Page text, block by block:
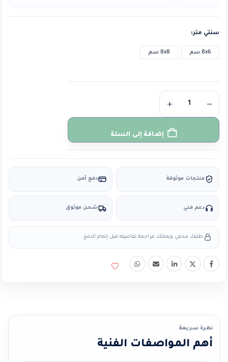
سنتي متر
8x6 سم 8x8 سم
إضافة إلى السلة
منتجات موثوقة دفع آمن
دعم فني شحن موثوق
طلبك محمي ويمكنك مراجعة تفاصيله قبل إتمام الدفع.
نظرة سريعة
أهم المواصفات الفنية